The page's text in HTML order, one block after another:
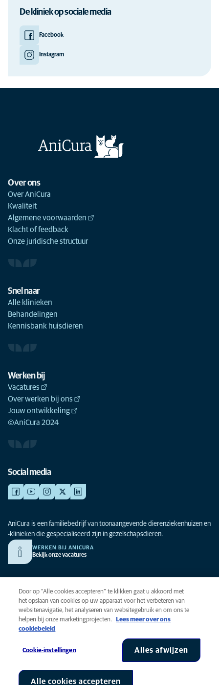
Cookie-instellingen
De kliniek op sociale media
Facebook
Instagram
Over ons
Over AniCura
Kwaliteit
Algemene voorwaarden
Klacht of feedback
Onze juridische structuur
Snel naar
Alle klinieken
Behandelingen
Kennisbank huisdieren
Werken bij
Vacatures
Over werken bij ons
Jouw ontwikkeling
©AniCura 2024
Social media
AniCura is een familiebedrijf van toonaangevende dierenziekenhuizen en
-klinieken die gespecialiseerd zijn in gezelschapsdieren.
WERKEN BIJ ANICURA
Bekijk onze vacatures
Privacy
Algemene voorwaarden
Cookies
Toegankelijkheid
AniCura is onderdeel van Mars, Inc © 2026
Door op “Alle cookies accepteren” te klikken gaat u akkoord met
het opslaan van cookies op uw apparaat voor het verbeteren van
websitenavigatie, het analyseren van websitegebruik en om ons te
helpen bij onze marketingprojecten.
Lees meer over ons
cookiebeleid
Cookie-instellingen Alles afwijzen
Alle cookies accepteren